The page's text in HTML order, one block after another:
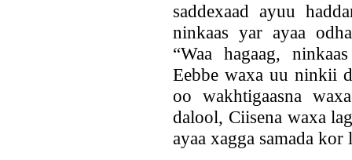
saddexaad ayuu
ninkaas yar ayaa
“Waa hagaag,
Eebbe waxa uu ninkii
oo wakhtigaasna
dalool, Ciisena waxa
ayaa xagga samada kor